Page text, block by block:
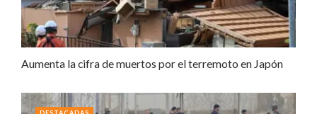
Aumenta la cifra de muertos por el terremoto en Japón